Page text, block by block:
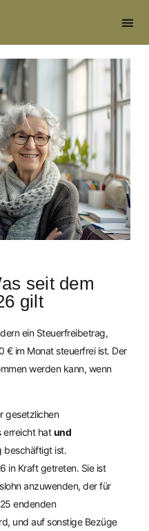
seit dem
gilt
ein Steuerfreibetrag,
€ im Monat steuerfrei ist. Der
werden kann, wenn
gesetzlichen
erreicht hatund
beschäftigt ist.
in Kraft getreten. Sie ist
anzuwenden, der für
endenden
und auf sonstige Bezüge